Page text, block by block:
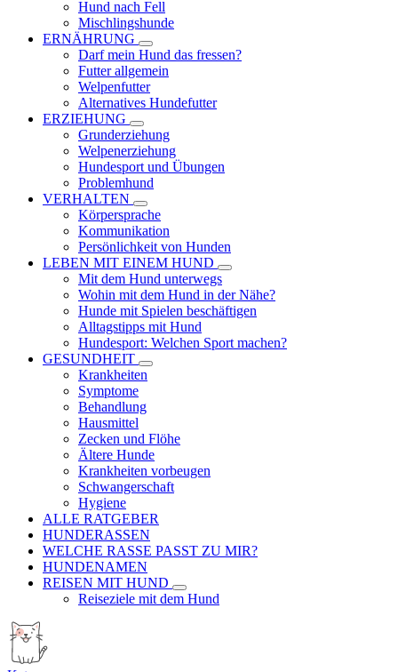
Hund nach Fell
Mischlingshunde
ERNÄHRUNG
Darf mein Hund das fressen?
Futter allgemein
Welpenfutter
Alternatives Hundefutter
ERZIEHUNG
Grunderziehung
Welpenerziehung
Hundesport und Übungen
Problemhund
VERHALTEN
Körpersprache
Kommunikation
Persönlichkeit von Hunden
LEBEN MIT EINEM HUND
Mit dem Hund unterwegs
Wohin mit dem Hund in der Nähe?
Hunde mit Spielen beschäftigen
Alltagstipps mit Hund
Hundesport: Welchen Sport machen?
GESUNDHEIT
Krankheiten
Symptome
Behandlung
Hausmittel
Zecken und Flöhe
Ältere Hunde
Krankheiten vorbeugen
Schwangerschaft
Hygiene
ALLE RATGEBER
HUNDERASSEN
WELCHE RASSE PASST ZU MIR?
HUNDENAMEN
REISEN MIT HUND
Reiseziele mit dem Hund